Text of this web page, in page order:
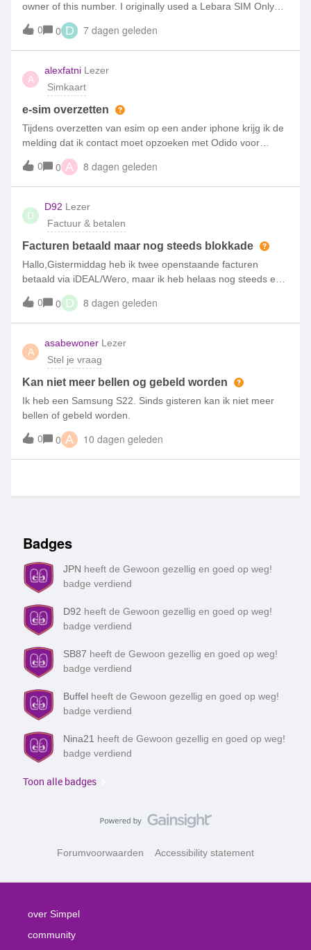
owner of this number. I originally used a Lebara SIM Only
subscription from 2023. After finishing my Lebara contract, I
transferred the number to Simpel.My Simpel subscription
has now expired,
0 0 D 7 dagen geleden
A
alexfatni Lezer
Simkaart
e-sim overzetten
Tijdens overzetten van esim op een ander iphone krijg ik de
melding dat ik contact moet opzoeken met Odido voor
verder assistentie. Bij Odido winkel geweest, het antwoord is
zij kunnen helpen en moet contact opzoeken met Simpel.
Kastje naar de muur s
0 0 A 8 dagen geleden
D
D92 Lezer
Factuur & betalen
Facturen betaald maar nog steeds blokkade
Hallo,Gistermiddag heb ik twee openstaande facturen
betaald via iDEAL/Wero, maar ik heb helaas nog steeds een
blokkade en kan dus niet internetten en bellen. Wanneer
wordt deze blokkade opgeheven, zodat ik weer bereikbaar
ben? De betaling staat in de
0 0 D 8 dagen geleden
A
asabewoner Lezer
Stel je vraag
Kan niet meer bellen og gebeld worden
Ik heb een Samsung S22. Sinds gisteren kan ik niet meer
bellen of gebeld worden.
0 0 A 10 dagen geleden
Badges
JPN heeft de Gewoon gezellig en goed op weg!
badge verdiend
D92 heeft de Gewoon gezellig en goed op weg!
badge verdiend
SB87 heeft de Gewoon gezellig en goed op weg!
badge verdiend
Buffel heeft de Gewoon gezellig en goed op weg!
badge verdiend
Nina21 heeft de Gewoon gezellig en goed op weg!
badge verdiend
Toon alle badges
Forumvoorwaarden Accessibility statement
over Simpel
community